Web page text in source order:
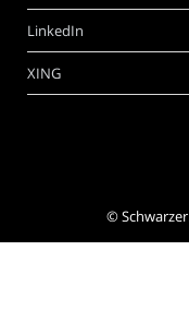
LinkedIn
XING
©